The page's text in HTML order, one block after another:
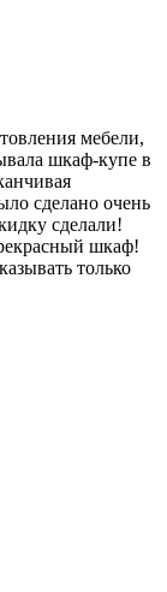
мебели,
шкаф-купе в
сделано очень
сделали!
шкаф!
только